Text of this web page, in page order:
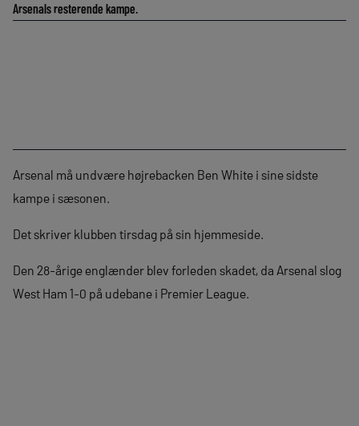
Arsenals resterende kampe.
Arsenal må undvære højrebacken Ben White i sine sidste
kampe i sæsonen.
Det skriver klubben tirsdag på sin hjemmeside.
Den 28-årige englænder blev forleden skadet, da Arsenal slog
West Ham 1-0 på udebane i Premier League.